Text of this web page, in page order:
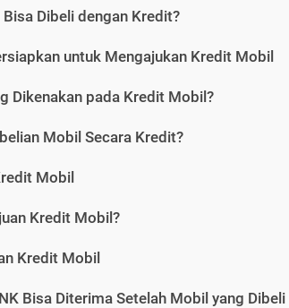
Dibeli dengan Kredit?
untuk Mengajukan Kredit Mobil
Dikenakan pada Kredit Mobil?
Mobil Secara Kredit?
Mobil
Kredit Mobil?
Kredit Mobil
Bisa Diterima Setelah Mobil yang Dibeli